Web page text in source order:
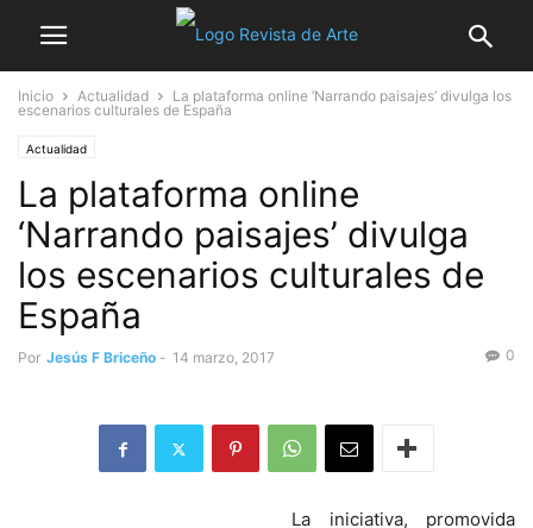
Inicio Actualidad
La plataforma online ‘Narrando paisajes’ divulga los
escenarios culturales de España
Actualidad
La plataforma online
‘Narrando paisajes’ divulga
los escenarios culturales de
España
Por Jesús F Briceño - 14 marzo, 2017 0
La iniciativa, promovida